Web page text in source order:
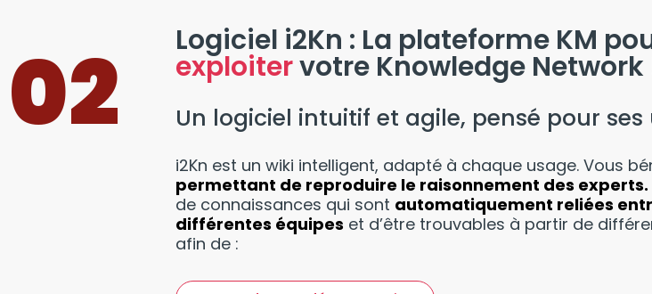
02 Logiciel i2Kn : La plateforme KM
exploitervotre Knowledge Network
Un logiciel intuitif et agile, pensé pour
i2Kn est un wiki intelligent, adapté à chaque usage. Vous
permettant de reproduire le raisonnement des experts.
de connaissances qui sont automatiquement reliées
différentes équipes et d’être trouvables à partir de
afin de :